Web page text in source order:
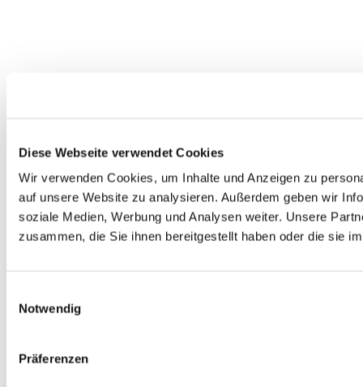
Diese Webseite verwendet Cookies
Wir verwenden Cookies, um Inhalte und Anzeigen zu
auf unsere Website zu analysieren. Außerdem geben wir
soziale Medien, Werbung und Analysen weiter. Unsere
zusammen, die Sie ihnen bereitgestellt haben oder die sie
Notwendig
Präferenzen